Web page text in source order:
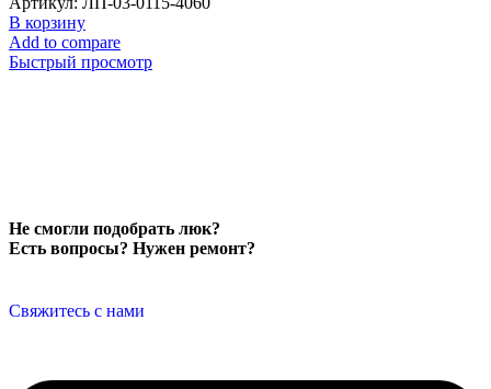
В корзину
Add to compare
Быстрый просмотр
Не смогли подобрать люк?
Есть вопросы? Нужен ремонт?
Свяжитесь с нами